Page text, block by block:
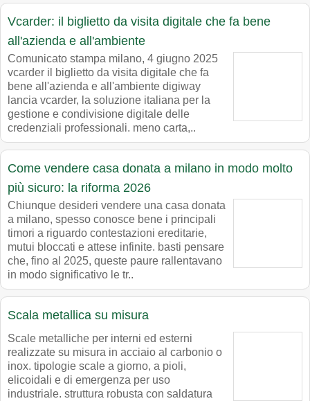
Vcarder: il biglietto da visita digitale che fa bene
all'azienda e all'ambiente
Comunicato stampa milano, 4 giugno 2025
vcarder il biglietto da visita digitale che fa
bene all'azienda e all'ambiente digiway
lancia vcarder, la soluzione italiana per la
gestione e condivisione digitale delle
credenziali professionali. meno carta,..
Come vendere casa donata a milano in modo molto
più sicuro: la riforma 2026
Chiunque desideri vendere una casa donata
a milano, spesso conosce bene i principali
timori a riguardo contestazioni ereditarie,
mutui bloccati e attese infinite. basti pensare
che, fino al 2025, queste paure rallentavano
in modo significativo le tr..
Scala metallica su misura
Scale metalliche per interni ed esterni
realizzate su misura in acciaio al carbonio o
inox. tipologie scale a giorno, a pioli,
elicoidali e di emergenza per uso
industriale. struttura robusta con saldatura